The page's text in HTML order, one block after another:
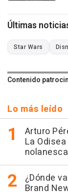
Últimas
Star Wars
Contenido
Lo más leído
Arturo
La
¿Dónde
Brand